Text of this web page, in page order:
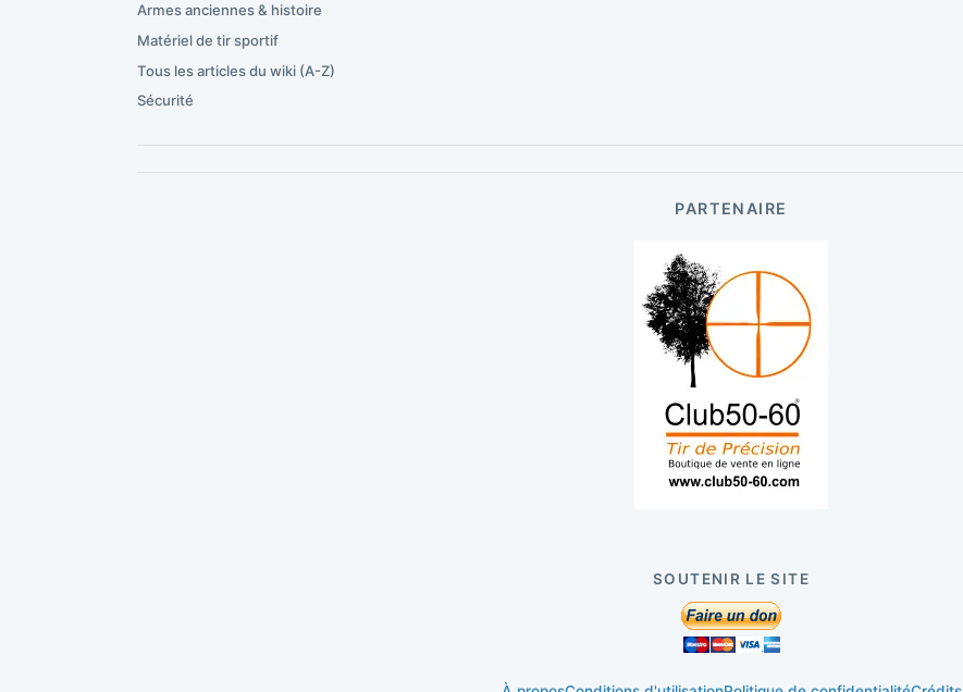
Armes anciennes & histoire
Matériel de tir sportif
Tous les articles du wiki (A-Z)
Sécurité
PARTENAIRE
SOUTENIR LE SITE